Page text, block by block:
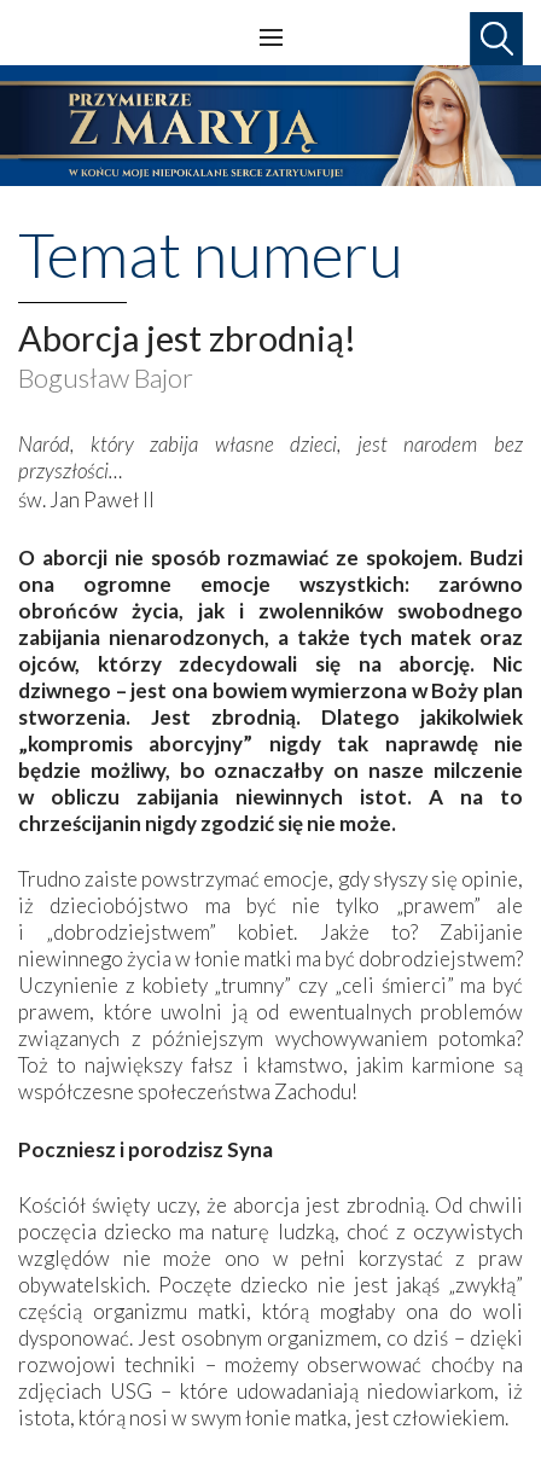
Temat numeru
Aborcja jest zbrodnią!
Bogusław Bajor
Naród, który zabija własne dzieci, jest narodem bez
przyszłości…
św. Jan Paweł II
O aborcji nie sposób rozmawiać ze spokojem. Budzi
ona ogromne emocje wszystkich: zarówno
obrońców życia, jak i zwolenników swobodnego
zabijania nienarodzonych, a także tych matek oraz
ojców, którzy zdecydowali się na aborcję. Nic
dziwnego – jest ona bowiem wymierzona w Boży plan
stworzenia. Jest zbrodnią. Dlatego jakikolwiek
„kompromis aborcyjny” nigdy tak naprawdę nie
będzie możliwy, bo oznaczałby on nasze milczenie
w obliczu zabijania niewinnych istot. A na to
chrześcijanin nigdy zgodzić się nie może.
Trudno zaiste powstrzymać emocje, gdy słyszy się opinie,
iż dzieciobójstwo ma być nie tylko „prawem” ale
i „dobrodziejstwem” kobiet. Jakże to? Zabijanie
niewinnego życia w łonie matki ma być dobrodziejstwem?
Uczynienie z kobiety „trumny” czy „celi śmierci” ma być
prawem, które uwolni ją od ewentualnych problemów
związanych z późniejszym wychowywaniem potomka?
Toż to największy fałsz i kłamstwo, jakim karmione są
współczesne społeczeństwa Zachodu!
Poczniesz i porodzisz Syna
Kościół święty uczy, że aborcja jest zbrodnią. Od chwili
poczęcia dziecko ma naturę ludzką, choć z oczywistych
względów nie może ono w pełni korzystać z praw
obywatelskich. Poczęte dziecko nie jest jakąś „zwykłą”
częścią organizmu matki, którą mogłaby ona do woli
dysponować. Jest osobnym organizmem, co dziś – dzięki
rozwojowi techniki – możemy obserwować choćby na
zdjęciach USG – które udowadaniają niedowiarkom, iż
istota, którą nosi w swym łonie matka, jest człowiekiem.